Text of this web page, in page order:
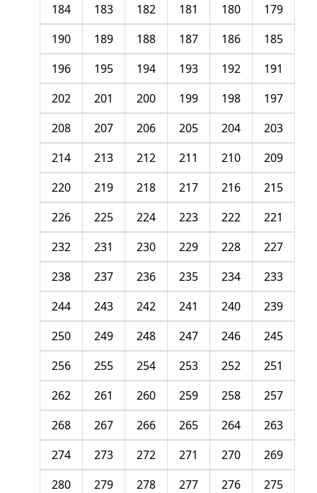
179
180
181
182
183
184
185
186
187
188
189
190
191
192
193
194
195
196
197
198
199
200
201
202
203
204
205
206
207
208
209
210
211
212
213
214
215
216
217
218
219
220
221
222
223
224
225
226
227
228
229
230
231
232
233
234
235
236
237
238
239
240
241
242
243
244
245
246
247
248
249
250
251
252
253
254
255
256
257
258
259
260
261
262
263
264
265
266
267
268
269
270
271
272
273
274
275
276
277
278
279
280